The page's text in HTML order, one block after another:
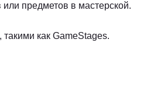
предметов в мастерской.
как GameStages.